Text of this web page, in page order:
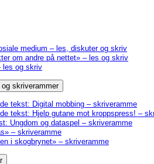
medium – les, diskuter og skriv
om andre på nettet» – les og skriv
les og skriv
skriverammer
tekst: Digital mobbing – skriveramme
tekst: Hjelp gutane mot kroppspress! –
Ungdom og dataspel – skriveramme
– skriveramme
i skogbrynet» – skriveramme